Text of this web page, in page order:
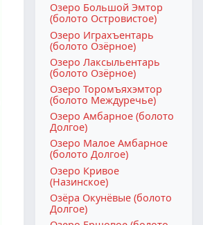
Озеро Большой Эмтор
(болото Островистое)
Озеро Играхъентарь
(болото Озёрное)
Озеро Лаксыльентарь
(болото Озёрное)
Озеро Торомъяхэмтор
(болото Междуречье)
Озеро Амбарное (болото
Долгое)
Озеро Малое Амбарное
(болото Долгое)
Озеро Кривое
(Назинское)
Озёра Окунёвые (болото
Долгое)